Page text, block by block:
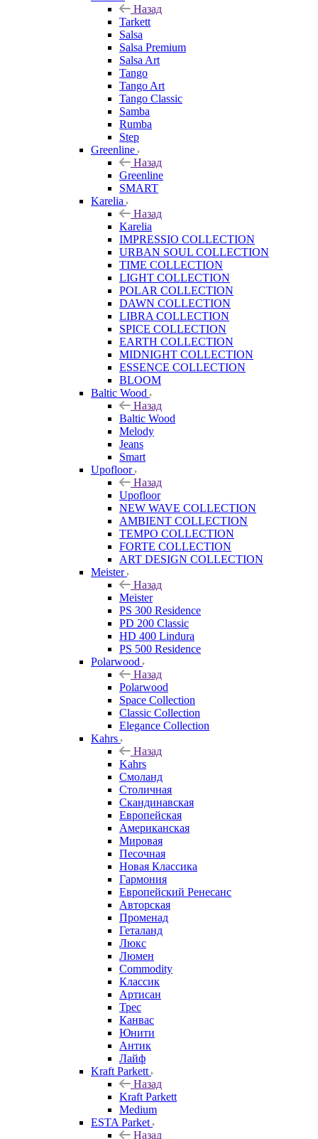
Назад
Tarkett
Salsa
Salsa Premium
Salsa Art
Tango
Tango Art
Tango Classic
Samba
Rumba
Step
Greenline
Назад
Greenline
SMART
Karelia
Назад
Karelia
IMPRESSIO COLLECTION
URBAN SOUL COLLECTION
TIME COLLECTION
LIGHT COLLECTION
POLAR COLLECTION
DAWN COLLECTION
LIBRA COLLECTION
SPICE COLLECTION
EARTH COLLECTION
MIDNIGHT COLLECTION
ESSENCE COLLECTION
BLOOM
Baltic Wood
Назад
Baltic Wood
Melody
Jeans
Smart
Upofloor
Назад
Upofloor
NEW WAVE COLLECTION
AMBIENT COLLECTION
TEMPO COLLECTION
FORTE COLLECTION
ART DESIGN COLLECTION
Meister
Назад
Meister
PS 300 Residence
PD 200 Classic
HD 400 Lindura
PS 500 Residence
Polarwood
Назад
Polarwood
Space Collection
Classic Collection
Elegance Collection
Kahrs
Назад
Kahrs
Смоланд
Столичная
Скандинавская
Европейская
Американская
Мировая
Песочная
Новая Классика
Гармония
Европейский Ренесанс
Авторская
Променад
Геталанд
Люкс
Люмен
Commodity
Классик
Артисан
Трес
Канвас
Юнити
Антик
Лайф
Kraft Parkett
Назад
Kraft Parkett
Medium
ESTA Parket
Назад